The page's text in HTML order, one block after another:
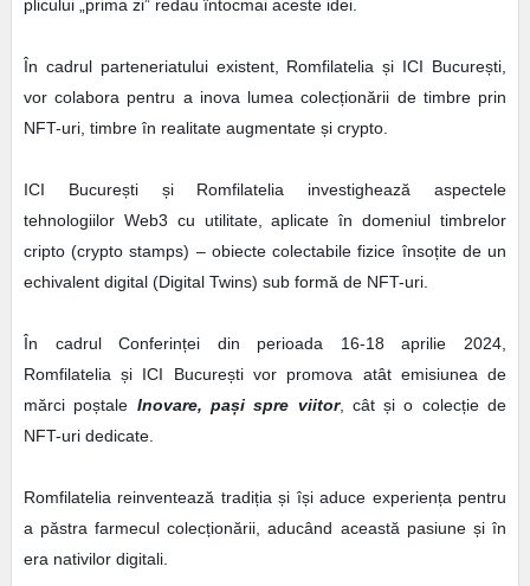
plicului „prima zi” redau întocmai aceste idei.
În cadrul parteneriatului existent, Romfilatelia și ICI București,
vor colabora pentru a inova lumea colecționării de timbre prin
NFT-uri, timbre în realitate augmentate și crypto.
ICI București și Romfilatelia investighează aspectele
tehnologiilor Web3 cu utilitate, aplicate în domeniul timbrelor
cripto (crypto stamps) – obiecte colectabile fizice însoțite de un
echivalent digital (Digital Twins) sub formă de NFT-uri.
În cadrul Conferinței din perioada 16-18 aprilie 2024,
Romfilatelia și ICI București vor promova atât emisiunea de
mărci poștale Inovare, pași spre viitor, cât și o colecție de
NFT-uri dedicate.
Romfilatelia reinventează tradiția și își aduce experiența pentru
a păstra farmecul colecționării, aducând această pasiune și în
era nativilor digitali.